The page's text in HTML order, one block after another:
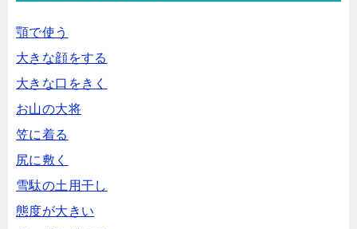
顎で使う
大きな顔をする
大きな口をきく
お山の大将
笠に着る
尻に敷く
雪駄の土用干し
態度が大きい